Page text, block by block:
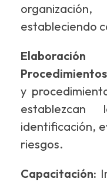
estableciendo
y
identificación,
riesgos.
Capacitación: